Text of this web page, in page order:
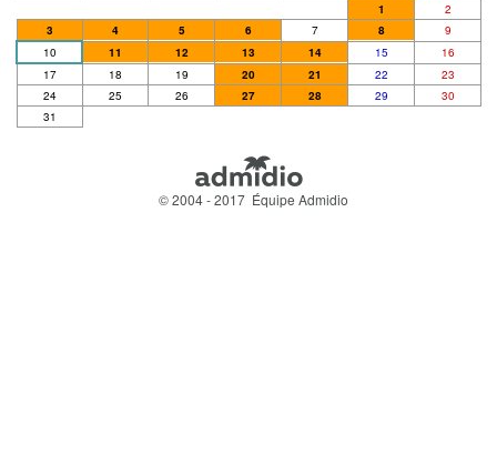
1
2
3
4 5 6 7 8
9
10
11 12 13 14 15
16
17
18 19 20 21 22
23
24
25 26 27 28 29
30
31
© 2004 - 2017 Équipe Admidio